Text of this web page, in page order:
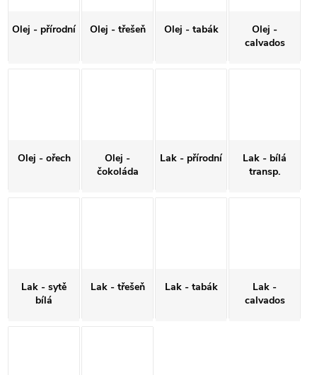
Olej - přírodní Olej - třešeň Olej - tabák
Olej -
calvados
Olej - ořech
Olej -
čokoláda
Lak - přírodní
Lak - bílá
transp.
Lak - sytě
bílá
Lak - třešeň Lak - tabák
Lak -
calvados